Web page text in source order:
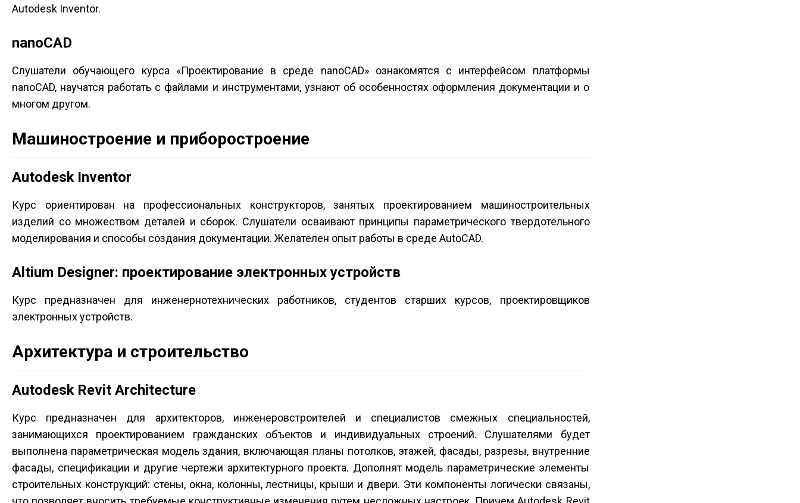
Autodesk Inventor.
nanoCAD
Слушатели обучающего курса «Проектирование в среде nanoCAD» ознакомятся с интерфейсом платформы
nanoCAD, научатся работать с файлами и инструментами, узнают об особенностях оформления документации и о
многом другом.
Машиностроение и приборостроение
Autodesk Inventor
Курс ориентирован на профессиональных конструкторов, занятых проектированием машиностроительных
изделий со множеством деталей и сборок. Слушатели осваивают принципы параметрического твердотельного
моделирования и способы создания документации. Желателен опыт работы в среде AutoCAD.
Altium Designer: проектирование электронных устройств
Курс предназначен для инженерно­технических работников, студентов старших курсов, проектировщиков
электронных устройств.
Архитектура и строительство
Autodesk Revit Architecture
Курс предназначен для архитекторов, инженеров­строителей и специалистов смежных специальностей,
занимающихся проектированием гражданских объектов и индивидуальных строений. Слушателями будет
выполнена параметрическая модель здания, включающая планы потолков, этажей, фасады, разрезы, внутренние
фасады, спецификации и другие чертежи архитектурного проекта. Дополнят модель параметрические элементы
строительных конструкций: стены, окна, колонны, лестницы, крыши и двери. Эти компоненты логически связаны,